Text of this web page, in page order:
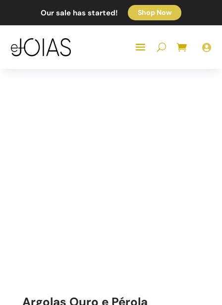
Our sale has started! Shop Now

Argolas Ouro e Pérola